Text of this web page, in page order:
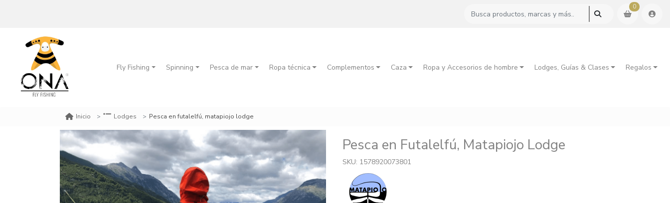
0
Fly Fishing Spinning Pesca de mar Ropa técnica Complementos Caza Ropa y Accesorios de hombre Lodges, Guías & Clases Regalos
Inicio Lodges Pesca en futalelfú, matapiojo lodge
Pesca en Futalelfú, Matapiojo Lodge
SKU: 1578920073801